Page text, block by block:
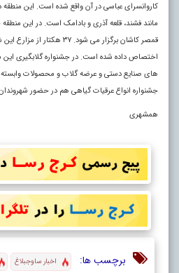
کاروانسرای عباسی در آن واقع شده است. این
مانند فشند، قلعه آذری و بادامک است. در این
قمصر کاشان برگزار می شود.
اختصاص داده شده است. در جشنواره گلابگیری این
های صنایع دستی و عرضه گلاب و محصولات
جشنواره انواع عرقیات گیاهی هم در حضور
همشهری
برچسب ها: اخبار ساوجبلاغ